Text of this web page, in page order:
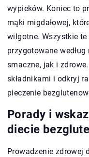
wypieków. Koniec to
mąki migdałowej,
wilgotne. Wszystkie
przygotowane
smaczne, jak i
składnikami i odkryj
pieczenie
Porady i
diecie
Prowadzenie zdrowej